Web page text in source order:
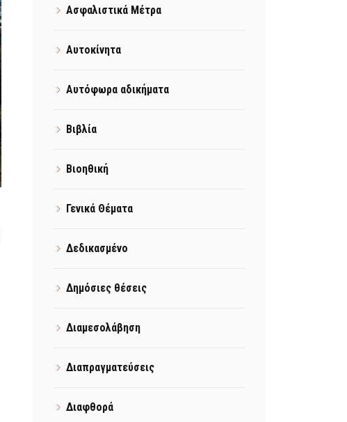
Ασφαλιστικά Μέτρα
Αυτοκίνητα
Αυτόφωρα αδικήματα
Βιβλία
Βιοηθική
Γενικά Θέματα
Δεδικασμένο
Δημόσιες θέσεις
Διαμεσολάβηση
Διαπραγματεύσεις
Διαφθορά